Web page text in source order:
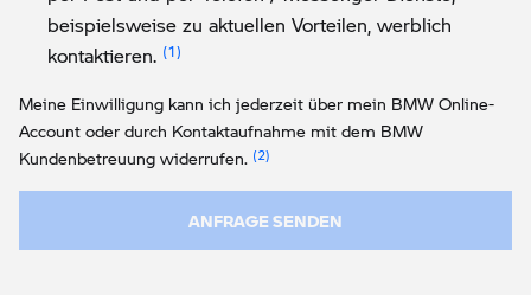
beispielsweise zu aktuellen Vorteilen, werblich
kontaktieren. Link zur Fußnote: Einwilligung zur
Meine Einwilligung kann ich jederzeit über mein BMW Online-
Account oder durch Kontaktaufnahme mit dem BMW
Kundenbetreuung widerrufen. Link zur Fußnote: Widerruf der
ANFRAGE SENDEN